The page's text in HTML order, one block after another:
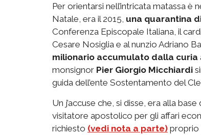
Per orientarsi nell’intricata matassa è
Natale, era il 2015, una quarantina
Conferenza Episcopale Italiana, il
Cesare Nosiglia e al nunzio Adriano
milionario accumulato dalla curia
monsignor Pier Giorgio Micchiardi
guida dell’ente Sostentamento del
Un j’accuse che, si disse, era alla
visitatore apostolico per gli affari
richiesto (vedi nota a parte) proprio